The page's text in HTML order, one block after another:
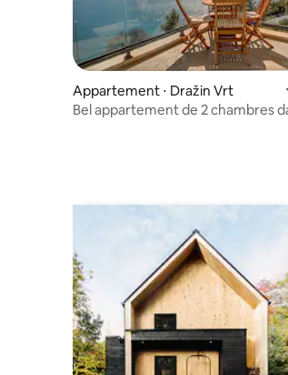
Appartement ⋅ Dražin Vrt
Bel appartement de 2 chambres